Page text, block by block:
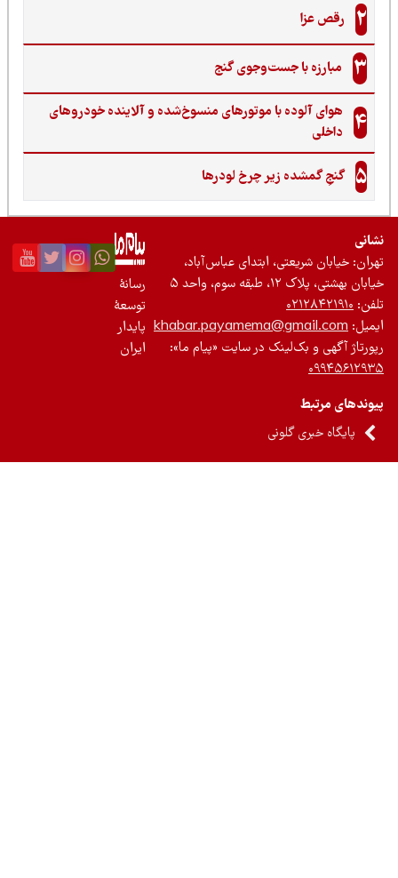
رقص عزا
مبارزه با جست‌وجوی گنج‌
هوای آلوده با موتورهای منسوخ‌شده و آلاینده خودروهای
داخلی
گنجِ گمشده زیر چرخ لودرها
خیابان شریعتی، ابتدای عباس‌آباد،
بهشتی، پلاک ۱۲، طبقه سوم، واحد ۵
۰۲۱۲۸۴۲۱۹۱۰
khabar.payamema@gmail.com
آگهی و بک‌لینک در سایت «پیام ما»:
مرتبط
پایگاه خبری گلونی
رسانۀ
توسعۀ
پایدار
ایران